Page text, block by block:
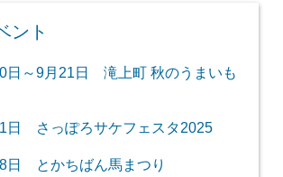
ント
日～9月21日 滝上町 秋のうまいも
日 さっぽろサケフェスタ2025
日 とかちばん馬まつり